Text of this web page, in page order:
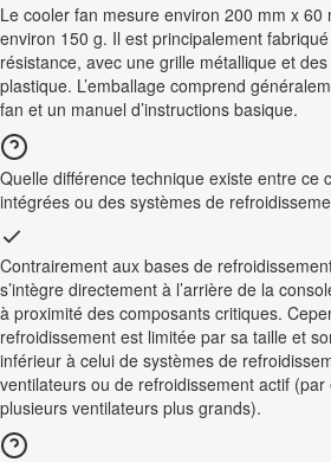
Le cooler fan mesure environ 200 mm x 60
environ 150 g. Il est principalement
résistance, avec une grille métallique et
plastique. L’emballage comprend
fan et un manuel d’instructions basique.
Quelle différence technique existe entre ce
intégrées ou des systèmes de
Contrairement aux bases de
s’intègre directement à l’arrière de la
à proximité des composants critiques.
refroidissement est limitée par sa taille et
inférieur à celui de systèmes de
ventilateurs ou de refroidissement actif
plusieurs ventilateurs plus grands).